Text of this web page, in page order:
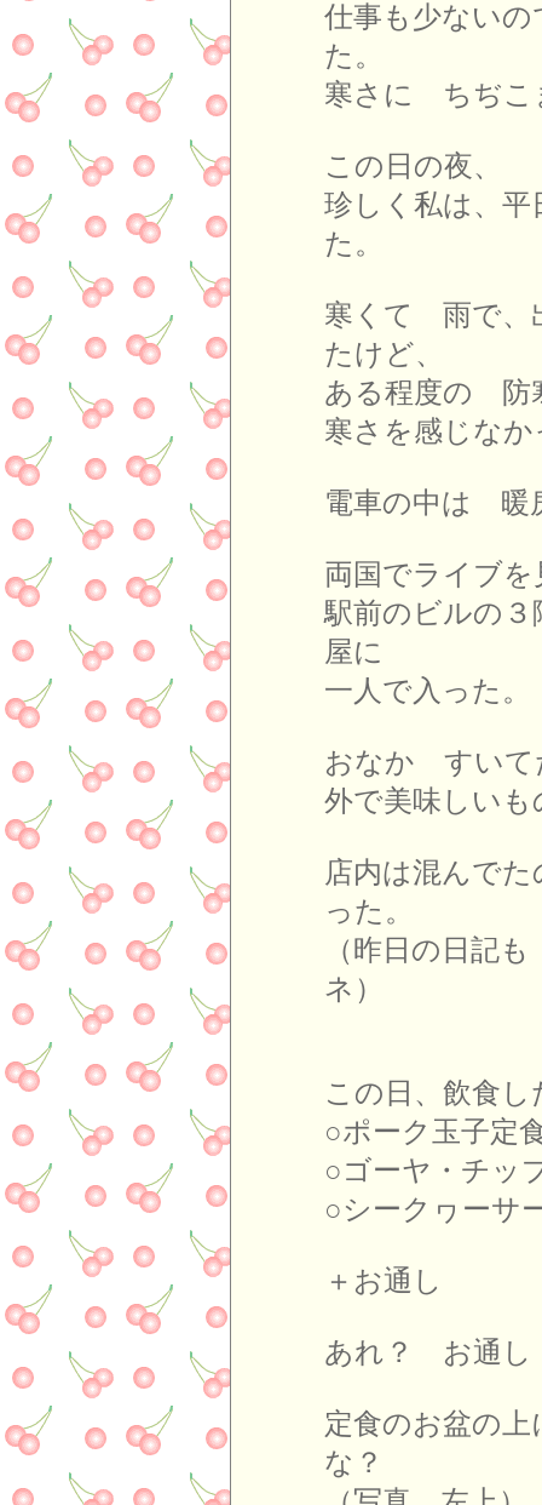
仕事も少ない
た。
寒さに ちぢこ
この日の夜、
珍しく私は、
た。
寒くて 雨で、
たけど、
ある程度の 防
寒さを感じなか
電車の中は 暖
両国でライブを
駅前のビルの３
屋に
一人で入った。
おなか すいて
外で美味しい
店内は混んで
った。
（昨日の日記
ネ）
この日、飲食し
○ポーク玉子定
○ゴーヤ・チッ
○シークヮーサ
＋お通し
あれ？ お通
定食のお盆の
な？